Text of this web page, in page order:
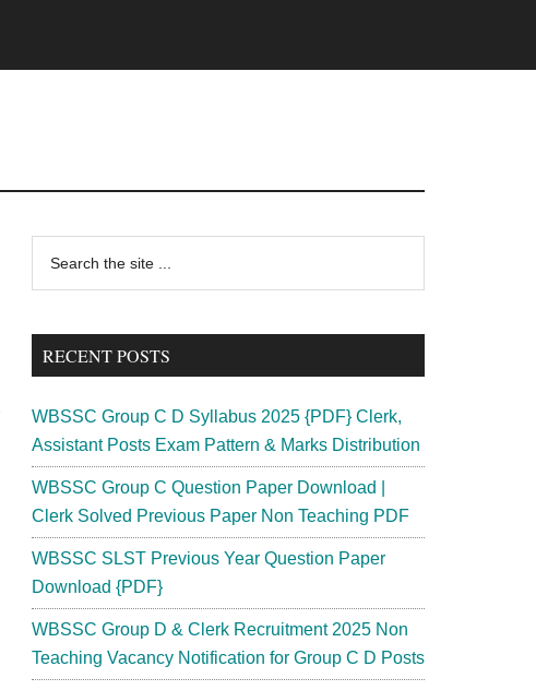
Primary
Sidebar
...
RECENT POSTS
WBSSC Group C D Syllabus 2025 {PDF} Clerk,
Assistant Posts Exam Pattern & Marks Distribution
WBSSC Group C Question Paper Download |
Clerk Solved Previous Paper Non Teaching PDF
WBSSC SLST Previous Year Question Paper
Download {PDF}
WBSSC Group D & Clerk Recruitment 2025 Non
Teaching Vacancy Notification for Group C D Posts